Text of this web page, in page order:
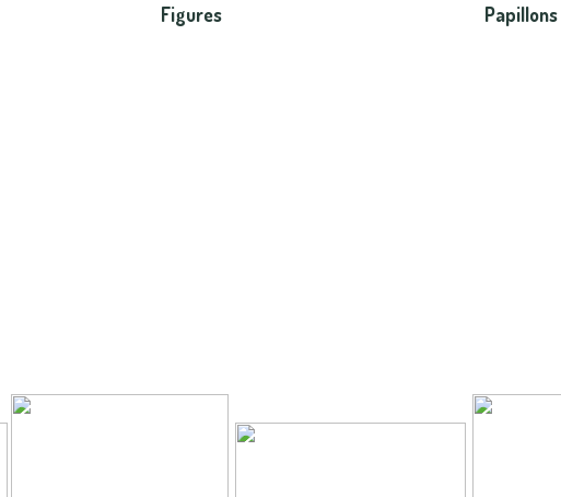
Figures Papillons